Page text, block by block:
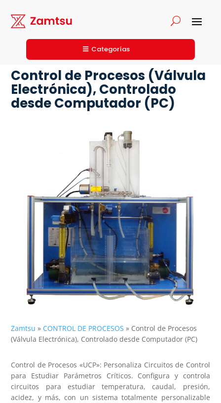
Categorías
Zamtsu » CONTROL DE PROCESOS » Control de Procesos
(Válvula Electrónica), Controlado desde Computador (PC)
Control de Procesos (Válvula
Electrónica), Controlado
desde Computador (PC)
Control de Procesos «UCP»: Personaliza Circuitos de Control
para Estudiar Parámetros Críticos. Configura y controla
circuitos para estudiar temperatura, caudal, presión,
acidez, y más, con un sistema totalmente personalizable